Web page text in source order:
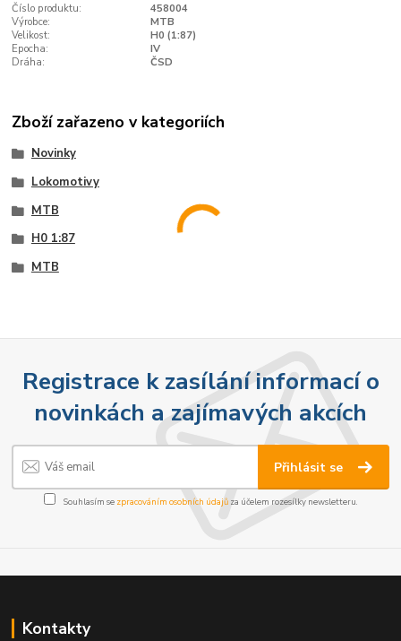
Číslo produktu:
458004
Výrobce:
MTB
Velikost:
H0 (1:87)
Epocha:
IV
Dráha:
ČSD
Zboží zařazeno v kategoriích
Novinky
Lokomotivy
MTB
H0 1:87
MTB
Registrace k zasílání informací o
novinkách a zajímavých akcích
Přihlásit se
Souhlasím se zpracováním osobních údajůza účelem rozesílky newsletteru.
Kontakty